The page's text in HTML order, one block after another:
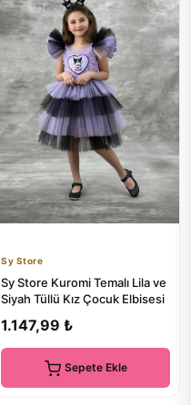
Sy Store
Sy Store Kuromi Temalı Lila ve
Siyah Tüllü Kız Çocuk Elbisesi
1.147,99 ₺
Sepete Ekle